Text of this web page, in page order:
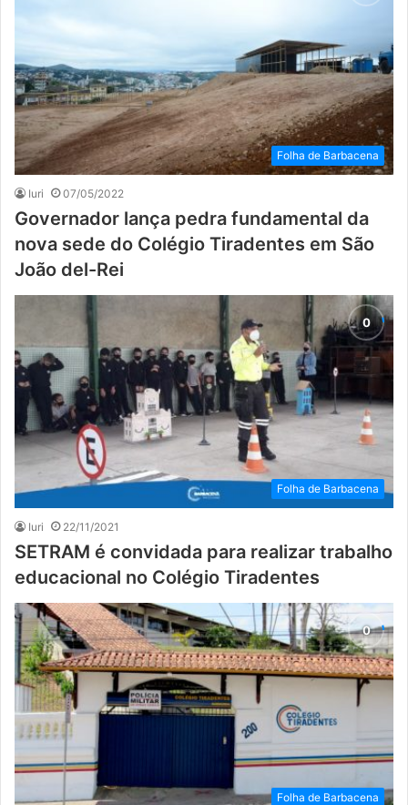
Folha de Barbacena
Iuri 07/05/2022
Governador lança pedra fundamental da
nova sede do Colégio Tiradentes em São
João del-Rei
Folha de Barbacena
Iuri 22/11/2021
SETRAM é convidada para realizar trabalho
educacional no Colégio Tiradentes
Folha de Barbacena